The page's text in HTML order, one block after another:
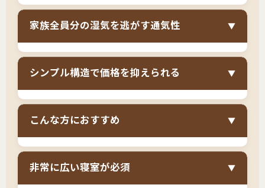
キングサイズ（幅180cm）は最大級のベッドの
ため、収納ベッドやチェストベッドでは極めて
量で、組立も比較的簡単です。大型ベッドでも
扱いやすさを求める方に適しています。
家族全員分の湿気を逃がす通気性 ▼
家族で寝ると、人数分の湿気がマットレスに溜
まります。特に小さいお子様は汗をかきやすい
的に逃がせます。広いマットレスを清潔に保つ
ために、通気性の良さは非常に重要です。カビ
シンプル構造で価格を抑えられる ▼
キングサイズの収納ベッドやチェストベッドは
非常に高額ですが、ステーションベッドはシン
こんな方におすすめ ▼
キングステーションベッドは以下のような方に
特におすすめです。
非常に広い寝室が必須 ▼